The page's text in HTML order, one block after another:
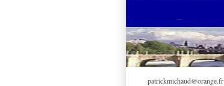
patrickmichaud@orange.fr